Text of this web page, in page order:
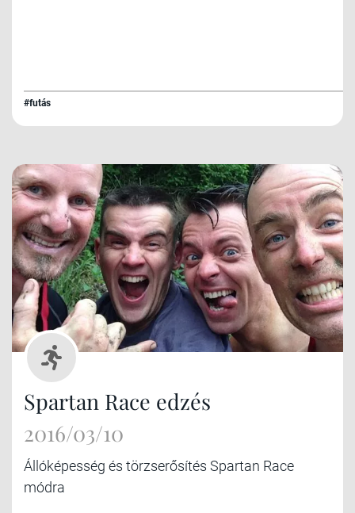
#futás
Spartan Race edzés
2016/03/10
Állóképesség és törzserősítés Spartan Race
módra